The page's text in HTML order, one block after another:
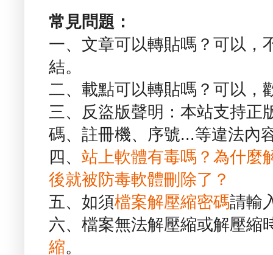
常見問題：
一、文章可以轉貼嗎？可以，
結。
二、載點可以轉貼嗎？可以，
三、反盜版聲明：本站支持正
碼、註冊機、序號...等違法內
四、 站上軟體有毒嗎？為什麼
後就被防毒軟體刪除了？
五、如須檔案解壓縮密碼請輸
六、檔案無法解壓縮或解壓縮
縮。